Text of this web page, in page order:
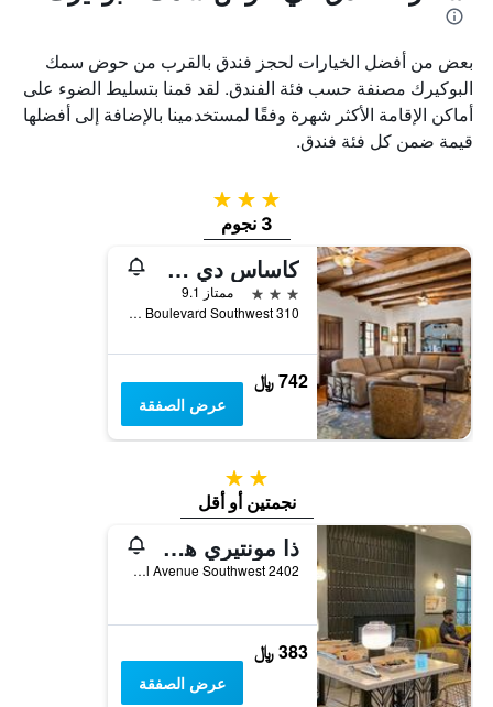
بعض من أفضل الخيارات لحجز فندق بالقرب من حوض سمك
البوكيرك مصنفة حسب فئة الفندق. لقد قمنا بتسليط الضوء على
أماكن الإقامة الأكثر شهرة وفقًا لمستخدمينا بالإضافة إلى أفضلها
قيمة ضمن كل فئة فندق.
3 نجوم
3 نجوم
كاساس دي سوينوس أولد تاون هيستوريك إن ، آن أسيند كوليكشن هوتل
3 نجوم
ممتاز 9.1
310 Rio Grande Boulevard Southwest, ألبوكيركي, NM, الولايات المتحدة الأميريكية
742 ﷼
عرض الصفقة
2 نجمتين
نجمتين أو أقل
ذا مونتيري هوتل
2402 Central Avenue Southwest, ألبوكيركي, NM, الولايات المتحدة الأميريكية
383 ﷼
عرض الصفقة